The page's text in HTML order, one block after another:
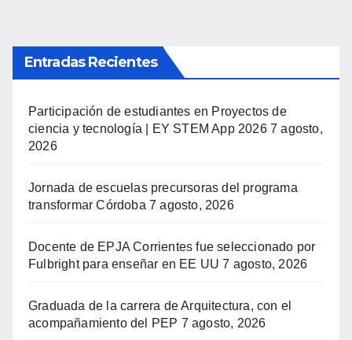
Entradas Recientes
Participación de estudiantes en Proyectos de
ciencia y tecnología | EY STEM App 2026 7 agosto,
2026
Jornada de escuelas precursoras del programa
transformar Córdoba 7 agosto, 2026
Docente de EPJA Corrientes fue seleccionado por
Fulbright para enseñar en EE UU 7 agosto, 2026
Graduada de la carrera de Arquitectura, con el
acompañamiento del PEP 7 agosto, 2026